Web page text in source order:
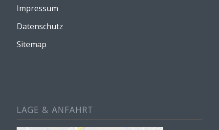
Impressum
Datenschutz
Sitemap
LAGE & ANFAHRT